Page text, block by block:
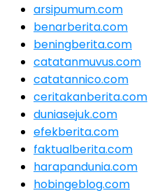
arsipumum.com
benarberita.com
beningberita.com
catatanmuvus.com
catatannico.com
ceritakanberita.com
duniasejuk.com
efekberita.com
faktualberita.com
harapandunia.com
hobingeblog.com